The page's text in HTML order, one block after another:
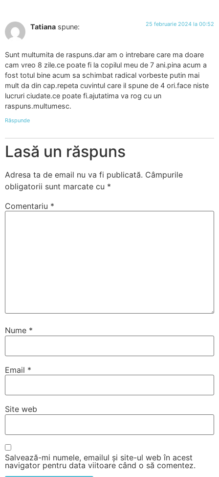
Tatiana spune: 25 februarie 2024 la 00:52
Sunt multumita de raspuns.dar am o intrebare care ma doare
cam vreo 8 zile.ce poate fi la copilul meu de 7 ani.pina acum a
fost totul bine acum sa schimbat radical vorbeste putin mai
mult da din cap.repeta cuvintul care il spune de 4 ori.face niste
lucruri ciudate.ce poate fi.ajutatima va rog cu un
raspuns.multumesc.
Răspunde
Lasă un răspuns
Adresa ta de email nu va fi publicată. Câmpurile
obligatorii sunt marcate cu *
Comentariu *
Nume *
Email *
Site web
Salvează-mi numele, emailul și site-ul web în acest
navigator pentru data viitoare când o să comentez.